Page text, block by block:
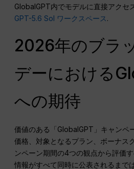
GlobalGPT内でモデルに直接アクセ
GPT-5.6 Sol ワークスペース.
2026年のブラ
デーにおける
への期待
価値のある「GlobalGPT」キャンペ
価格、対象となるプラン、ボーナス
ンペーン期間の4つの観点から評価
情報がすべて同時に公表されるまで